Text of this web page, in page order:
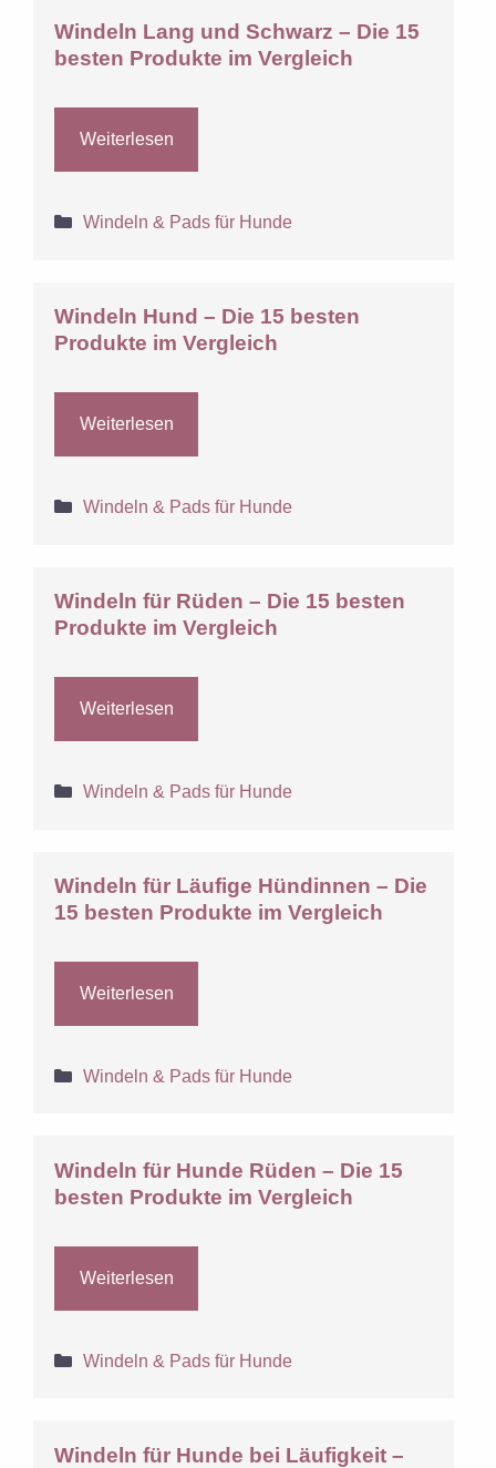
Windeln Lang und Schwarz – Die 15
besten Produkte im Vergleich
Weiterlesen
Kategorien
Windeln & Pads für Hunde
Windeln Hund – Die 15 besten
Produkte im Vergleich
Weiterlesen
Kategorien
Windeln & Pads für Hunde
Windeln für Rüden – Die 15 besten
Produkte im Vergleich
Weiterlesen
Kategorien
Windeln & Pads für Hunde
Windeln für Läufige Hündinnen – Die
15 besten Produkte im Vergleich
Weiterlesen
Kategorien
Windeln & Pads für Hunde
Windeln für Hunde Rüden – Die 15
besten Produkte im Vergleich
Weiterlesen
Kategorien
Windeln & Pads für Hunde
Windeln für Hunde bei Läufigkeit –